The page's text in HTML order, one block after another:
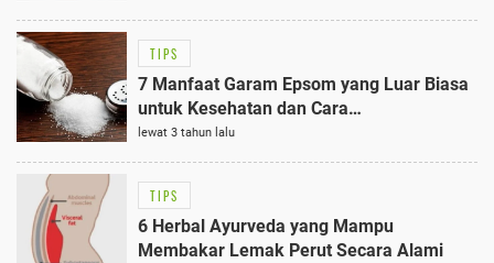
TIPS
7 Manfaat Garam Epsom yang Luar Biasa
untuk Kesehatan dan Cara
Menggunakannya
lewat 3 tahun lalu
TIPS
6 Herbal Ayurveda yang Mampu
Membakar Lemak Perut Secara Alami